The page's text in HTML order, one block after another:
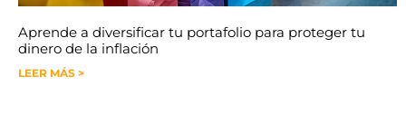
Aprende a diversificar tu portafolio para proteger tu
dinero de la inflación
LEER MÁS >